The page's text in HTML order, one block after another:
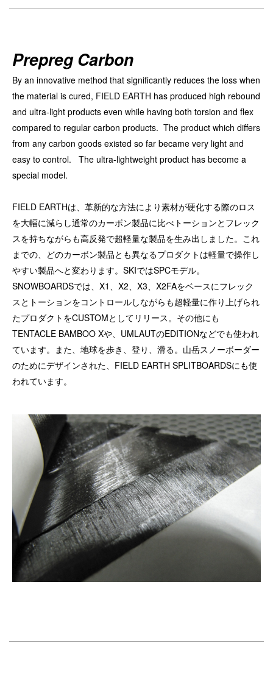
Prepreg Carbon
By an innovative method that significantly reduces the loss when
the material is cured, FIELD EARTH has produced high rebound
and ultra-light products even while having both torsion and flex
compared to regular carbon products. The product which differs
from any carbon goods existed so far became very light and
easy to control. The ultra-lightweight product has become a
special model.
FIELD EARTHは、革新的な方法により素材が硬化する際のロス
を大幅に減らし通常のカーボン製品に比べトーションとフレック
スを持ちながらも高反発で超軽量な製品を生み出しました。これ
までの、どのカーボン製品とも異なるプロダクトは軽量で操作し
やすい製品へと変わります。SKIではSPCモデル。
SNOWBOARDSでは、X1、X2、X3、X2FAをベースにフレック
スとトーションをコントロールしながらも超軽量に作り上げられ
たプロダクトをCUSTOMとしてリリース。その他にも
TENTACLE BAMBOO Xや、UMLAUTのEDITIONなどでも使われ
ています。また、地球を歩き、登り、滑る。山岳スノーボーダー
のためにデザインされた、FIELD EARTH SPLITBOARDSにも使
われています。